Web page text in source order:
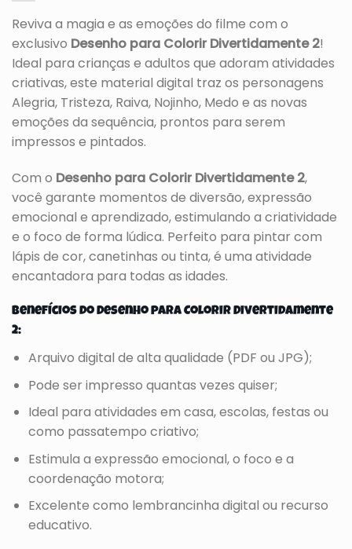
Reviva a magia e as emoções do filme com o
exclusivo Desenho para Colorir Divertidamente 2!
Ideal para crianças e adultos que adoram atividades
criativas, este material digital traz os personagens
Alegria, Tristeza, Raiva, Nojinho, Medo e as novas
emoções da sequência, prontos para serem
impressos e pintados.
Com o Desenho para Colorir Divertidamente 2,
você garante momentos de diversão, expressão
emocional e aprendizado, estimulando a criatividade
e o foco de forma lúdica. Perfeito para pintar com
lápis de cor, canetinhas ou tinta, é uma atividade
encantadora para todas as idades.
Benefícios do Desenho para Colorir Divertidamente
2:
Arquivo digital de alta qualidade (PDF ou JPG);
Pode ser impresso quantas vezes quiser;
Ideal para atividades em casa, escolas, festas ou
como passatempo criativo;
Estimula a expressão emocional, o foco e a
coordenação motora;
Excelente como lembrancinha digital ou recurso
educativo.